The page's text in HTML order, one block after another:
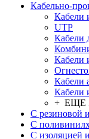
Кабельно-
Кабели
UTP
Кабели
Кабели
Кабели
Кабели
+ ЕЩЕ
С резиновой
С
С изоляцией